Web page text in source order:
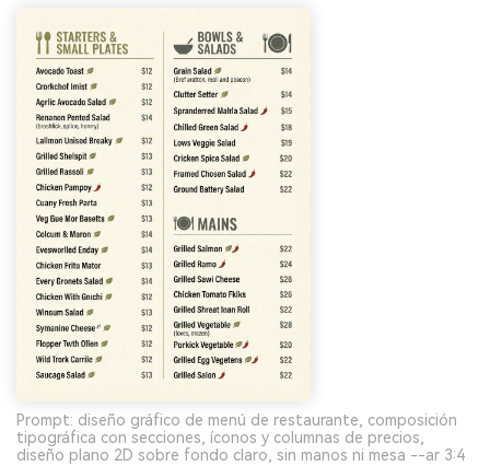
Prompt: diseño gráfico de menú de restaurante, composición
tipográfica con secciones, íconos y columnas de precios,
diseño plano 2D sobre fondo claro, sin manos ni mesa --ar 3:4